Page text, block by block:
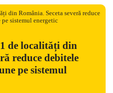
de localități din
reduce debitele
pe sistemul